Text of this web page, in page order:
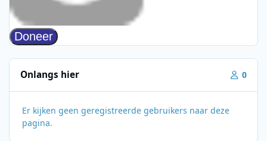
Onlangs hier 0
Er kijken geen geregistreerde gebruikers naar deze
pagina.